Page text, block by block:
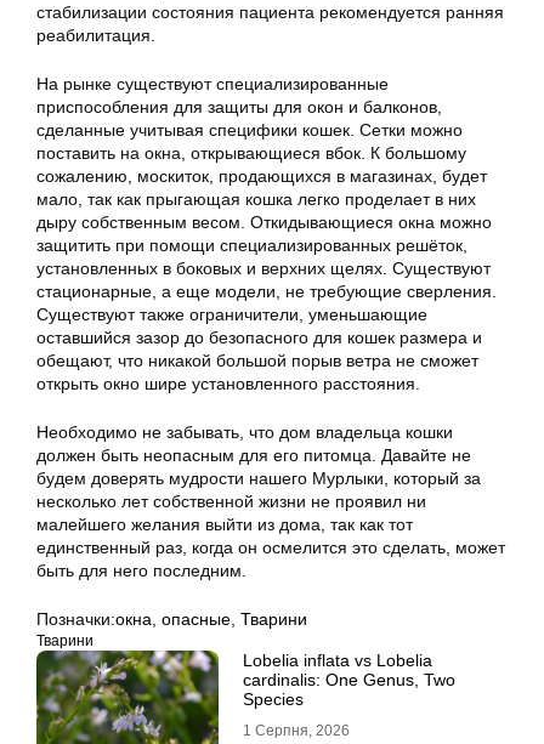
стабилизации состояния пациента рекомендуется ранняя
реабилитация.
На рынке существуют специализированные
приспособления для защиты для окон и балконов,
сделанные учитывая специфики кошек. Сетки можно
поставить на окна, открывающиеся вбок. К большому
сожалению, москиток, продающихся в магазинах, будет
мало, так как прыгающая кошка легко проделает в них
дыру собственным весом. Откидывающиеся окна можно
защитить при помощи специализированных решёток,
установленных в боковых и верхних щелях. Существуют
стационарные, а еще модели, не требующие сверления.
Существуют также ограничители, уменьшающие
оставшийся зазор до безопасного для кошек размера и
обещают, что никакой большой порыв ветра не сможет
открыть окно шире установленного расстояния.
Необходимо не забывать, что дом владельца кошки
должен быть неопасным для его питомца. Давайте не
будем доверять мудрости нашего Мурлыки, который за
несколько лет собственной жизни не проявил ни
малейшего желания выйти из дома, так как тот
единственный раз, когда он осмелится это сделать, может
быть для него последним.
Позначки:окна опасные Тварини
Тварини
Lobelia inflata vs Lobelia
cardinalis: One Genus, Two
Species
1 Серпня, 2026